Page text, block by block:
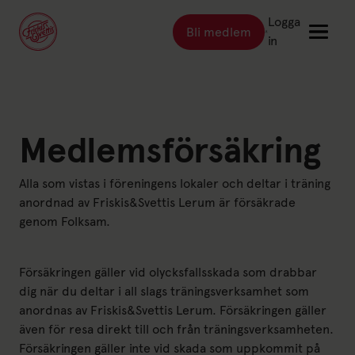
Länk till: Bli medlem
Bli medlem
Logga
in
Länk till: Träningsställen
Träningsställen
Länk till: Priser
Priser
Länk till: Event & kurser
Event & kurser
Länk till: Inspiration
Inspiration
Logga in
Medlemsförsäkring
Alla som vistas i föreningens lokaler och deltar i träning
anordnad av Friskis&Svettis Lerum är försäkrade
genom Folksam.
Försäkringen gäller vid olycksfallsskada som drabbar
dig när du deltar i all slags träningsverksamhet som
anordnas av Friskis&Svettis Lerum. Försäkringen gäller
även för resa direkt till och från träningsverksamheten.
Försäkringen gäller inte vid skada som uppkommit på